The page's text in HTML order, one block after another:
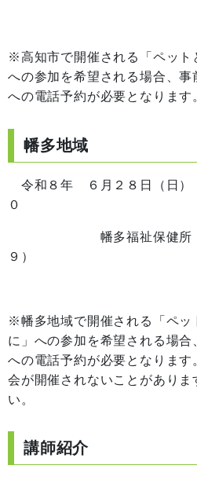
※高知市で開催される「ペット
への参加を希望される場合、
への電話予約が必要となります
幡多地域
令和８年 ６月２８日（日）
０
幡多福祉保健所（四万
９）
※幡多地域で開催される「ペッ
に」への参加を希望される場
への電話予約が必要となりま
会が開催されないことがありま
い。
講師紹介